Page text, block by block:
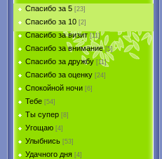
Спасибо за 5 [23]
Спасибо за 10 [2]
Спасибо за визит [11]
Спасибо за внимание [5]
Спасибо за дружбу [11]
Спасибо за оценку [24]
Спокойной ночи [6]
Тебе [54]
Ты супер [8]
Угощаю [4]
Улыбнись [53]
Удачного дня [4]